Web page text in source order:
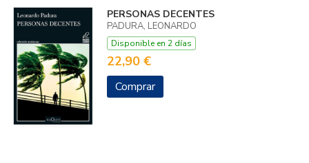
PERSONAS DECENTES
PADURA, LEONARDO
Disponible en 2 días
22,90 €
Comprar